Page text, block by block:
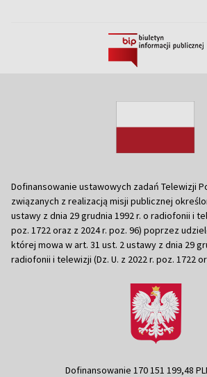
Dofinansowanie ustawowych zadań Telewizji
związanych z realizacją misji publicznej
ustawy z dnia 29 grudnia 1992 r. o radiofonii i
poz. 1722 oraz z 2024 r. poz. 96) poprzez
której mowa w art. 31 ust. 2 ustawy z dnia 29
radiofonii i telewizji (Dz. U. z 2022 r. poz. 1722
Dofinansowanie 170 151 199,48